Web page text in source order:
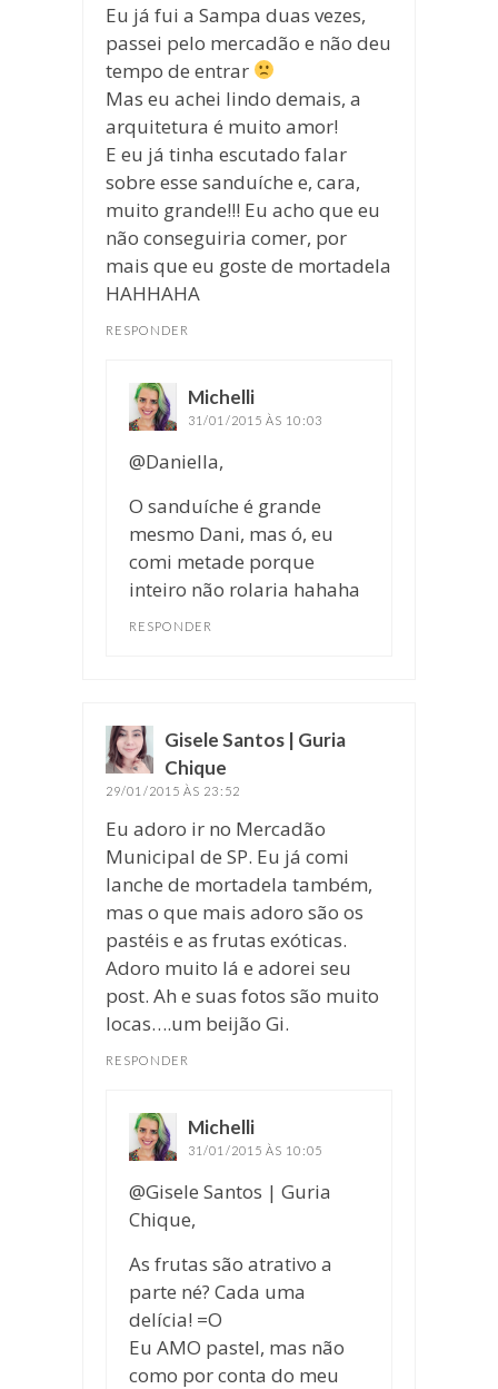
Eu já fui a Sampa duas vezes,
passei pelo mercadão e não deu
tempo de entrar
Mas eu achei lindo demais, a
arquitetura é muito amor!
E eu já tinha escutado falar
sobre esse sanduíche e, cara,
muito grande!!! Eu acho que eu
não conseguiria comer, por
mais que eu goste de mortadela
HAHHAHA
RESPONDER
Michelli
31/01/2015 ÀS 10:03
@Daniella,
O sanduíche é grande
mesmo Dani, mas ó, eu
comi metade porque
inteiro não rolaria hahaha
RESPONDER
Gisele Santos | Guria
Chique
29/01/2015 ÀS 23:52
Eu adoro ir no Mercadão
Municipal de SP. Eu já comi
lanche de mortadela também,
mas o que mais adoro são os
pastéis e as frutas exóticas.
Adoro muito lá e adorei seu
post. Ah e suas fotos são muito
locas….um beijão Gi.
RESPONDER
Michelli
31/01/2015 ÀS 10:05
@Gisele Santos | Guria
Chique,
As frutas são atrativo a
parte né? Cada uma
delícia! =O
Eu AMO pastel, mas não
como por conta do meu